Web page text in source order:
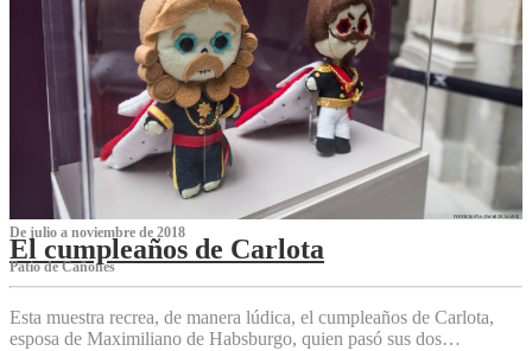
De julio a noviembre de 2018
El cumpleaños de Carlota
Patio de Cañones
Esta muestra recrea, de manera lúdica, el cumpleaños de Carlota,
esposa de Maximiliano de Habsburgo, quien pasó sus dos…